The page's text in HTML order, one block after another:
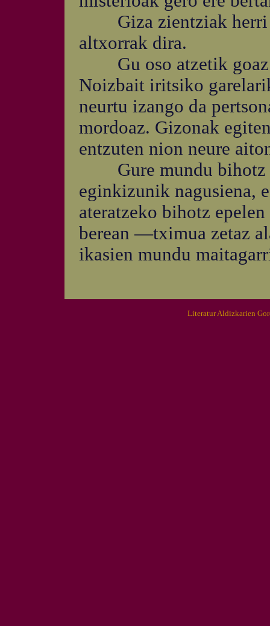
Giza zientziak herri
altxorrak dira.
Gu oso atzetik goaz
Noizbait iritsiko
neurtu izango da
mordoaz. Gizonak
entzuten nion neure
Gure mundu bihotz
eginkizunik nagusiena,
ateratzeko bihotz
berean —tximua zetaz
ikasien mundu
Literatur Aldizkarien